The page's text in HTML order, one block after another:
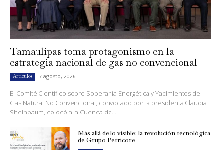
Tamaulipas toma protagonismo en la
estrategia nacional de gas no convencional
Artículos 7 agosto, 2026
El Comité Científico sobre Soberanía Energética y Yacimientos de
Gas Natural No Convencional, convocado por la presidenta Claudia
Sheinbaum, colocó a la Cuenca de...
Más allá de lo visible: la revolución tecnológica
de Grupo Petricore